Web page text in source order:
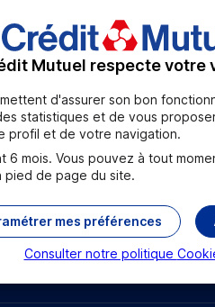
Toutes les localités
relais Sourds et
Mutuel respecte votre
d'assurer son bon
statistiques et de vous
profil et de votre navigation.
mois. Vous pouvez à tout
pied de page du site.
mes préférences
Consulter notre politique